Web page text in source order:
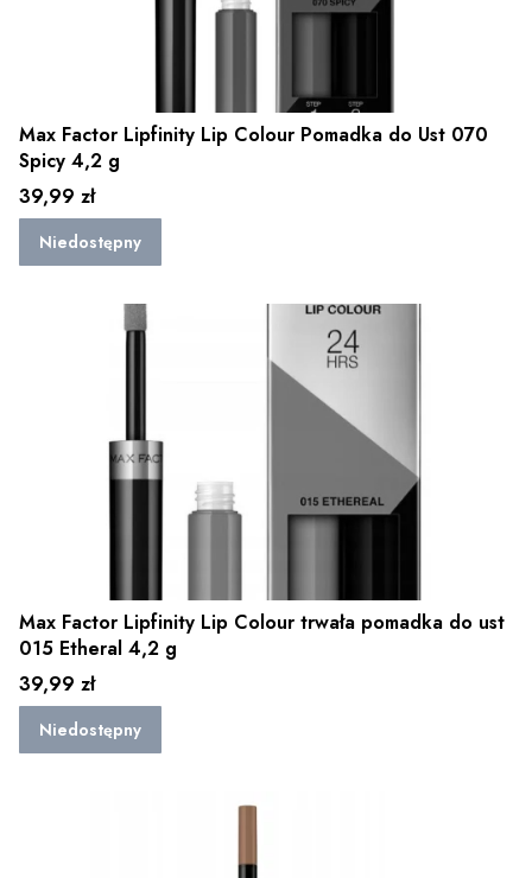
Max Factor Lipfinity Lip Colour Pomadka do Ust 070
Spicy 4,2 g
Cena
39,99 zł
Niedostępny
Max Factor Lipfinity Lip Colour trwała pomadka do ust
015 Etheral 4,2 g
Cena
39,99 zł
Niedostępny